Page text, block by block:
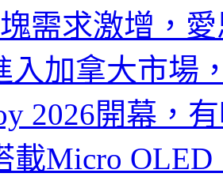
需求激增，
入加拿大市場
2026開幕，
載Micro